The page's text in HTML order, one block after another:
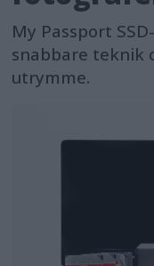
My Passport
snabbare teknik
utrymme.